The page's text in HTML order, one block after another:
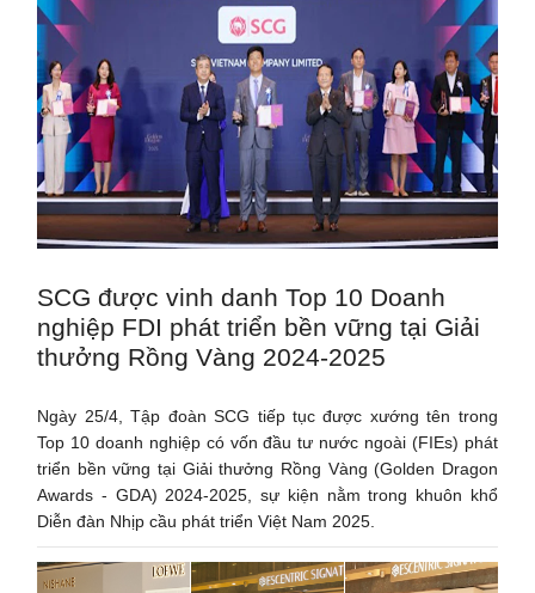
SCG được vinh danh Top 10 Doanh
nghiệp FDI phát triển bền vững tại Giải
thưởng Rồng Vàng 2024-2025
Ngày 25/4, Tập đoàn SCG tiếp tục được xướng tên trong
Top 10 doanh nghiệp có vốn đầu tư nước ngoài (FIEs) phát
triển bền vững tại Giải thưởng Rồng Vàng (Golden Dragon
Awards - GDA) 2024-2025, sự kiện nằm trong khuôn khổ
Diễn đàn Nhịp cầu phát triển Việt Nam 2025.